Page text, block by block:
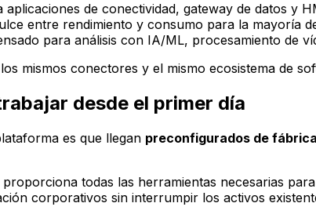
de conectividad, gateway de datos y
entre rendimiento y consumo para la mayoría
para análisis con IA/ML, procesamiento de
mismos conectores y el mismo ecosistema de
desde el primer día
es que llegan preconfigurados de fábrica
todas las herramientas necesarias
corporativos sin interrumpir los activos